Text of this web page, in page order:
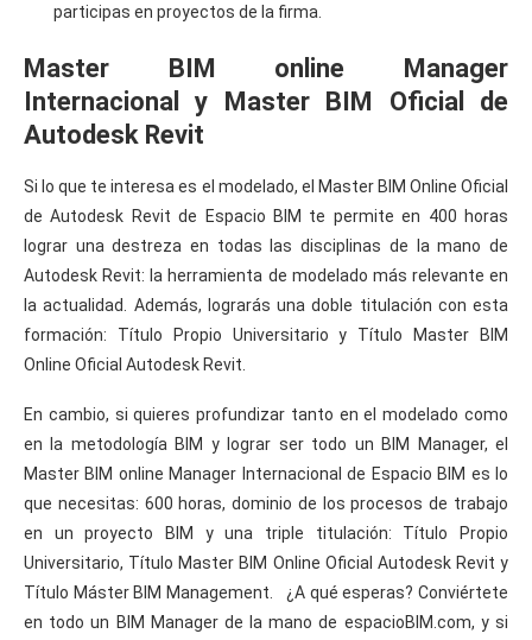
participas en proyectos de la firma.
Master BIM online Manager
Internacional y Master BIM Oficial de
Autodesk Revit
Si lo que te interesa es el modelado, el Master BIM Online Oficial
de Autodesk Revit de Espacio BIM te permite en 400 horas
lograr una destreza en todas las disciplinas de la mano de
Autodesk Revit: la herramienta de modelado más relevante en
la actualidad. Además, lograrás una doble titulación con esta
formación: Título Propio Universitario y Título Master BIM
Online Oficial Autodesk Revit.
En cambio, si quieres profundizar tanto en el modelado como
en la metodología BIM y lograr ser todo un BIM Manager, el
Master BIM online Manager Internacional de Espacio BIM es lo
que necesitas: 600 horas, dominio de los procesos de trabajo
en un proyecto BIM y una triple titulación: Título Propio
Universitario, Título Master BIM Online Oficial Autodesk Revit y
Título Máster BIM Management. ¿A qué esperas? Conviértete
en todo un BIM Manager de la mano de espacioBIM.com, y si